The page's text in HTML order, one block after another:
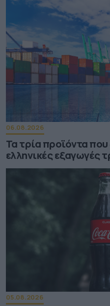
06.08.2026
Τα τρία προϊόντα
ελληνικές εξαγωγές
05.08.2026